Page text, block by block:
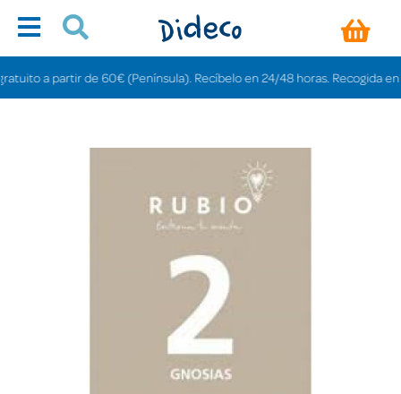
a partir de 60€ (Península). Recíbelo en 24/48 horas. Recogida en